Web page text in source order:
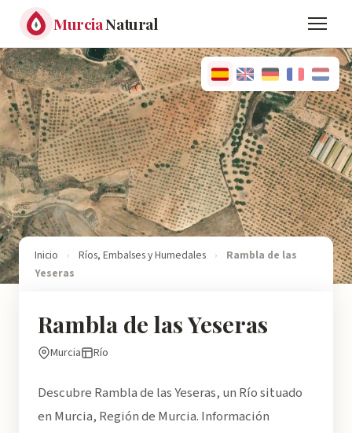
MurciaNatural
Inicio › Ríos, Embalses y Humedales ›
Rambla de las
Yeseras
Rambla de las Yeseras
Murcia Río
Descubre Rambla de las Yeseras, un Río situado
en Murcia, Región de Murcia. Información